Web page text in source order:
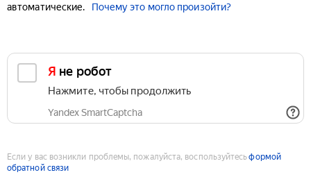
автоматические.
Почему это могло произойти?
Я не робот
Нажмите, чтобы продолжить
Yandex SmartCaptcha
Если у вас возникли проблемы, пожалуйста, воспользуйтесьформой
обратной связи